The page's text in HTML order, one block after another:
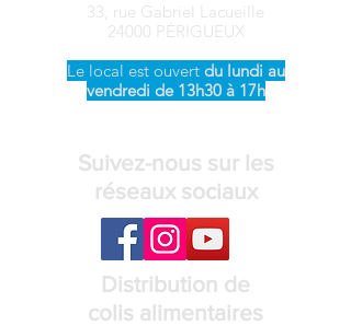
33, rue Gabriel Lacueille
24000 PÉRIGUEUX
Le local est ouvert ​ du lundi au
vendredi de 13h30 à 17h
Suivez-nous sur les
réseaux sociaux
Distribution de
colis alimentaires